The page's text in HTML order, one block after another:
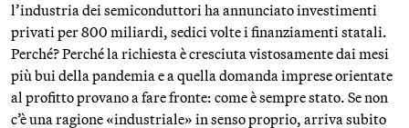
l’industria dei semiconduttori ha annunciato investimenti
privati per 800 miliardi, sedici volte i finanziamenti statali.
Perché? Perché la richiesta è cresciuta vistosamente dai mesi
più bui della pandemia e a quella domanda imprese orientate
al profitto provano a fare fronte: come è sempre stato. Se non
c’è una ragione «industriale» in senso proprio, arriva subito